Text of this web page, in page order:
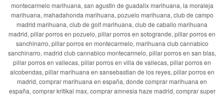
montecarmelo marihuana, san agustin de guadalix marihuana, la moraleja
marihuana, mahadahonda marihuana, pozuelo marihuana, club de campo
madrid marihuana, club de golf marihuana, club de caballo marihuana
madrid, pillar porros en pozuelo, pillar porros en sotogrande, pillar porros en
sanchinarro, pillar porros en montecarmelo, marihuana club cannabico
sanchinarro, madrid club cannabico montecarmelo, pillar porros en san blas,
pillar porros en vallecas, pillar porros en villa de vallecas, pillar porros en
alcobendas, pillar marihuana en sansebastian de los reyes, pillar porros en
madrid, comprar marihuana en españa, donde comprar marihuana en
españa, comprar kritikal max, comprar amnesia haze madrid, comprar super